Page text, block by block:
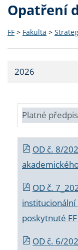
Opatření
FF > Fakulta >
2026
Platné
OD č. 8/
OD č.
poskytnuté
OD č. 6/